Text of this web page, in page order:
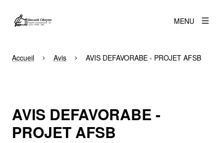
MENU
Accueil Avis AVIS DEFAVORABE - PROJET AFSB
AVIS DEFAVORABE -
PROJET AFSB